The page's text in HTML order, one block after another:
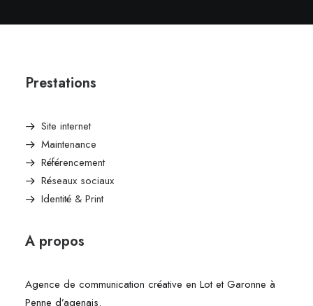
Prestations
Site internet
Maintenance
Référencement
Réseaux sociaux
Identité & Print
A propos
Agence de communication créative en Lot et Garonne à
Penne d’agenais.